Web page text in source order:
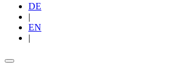
DE
|
EN
|